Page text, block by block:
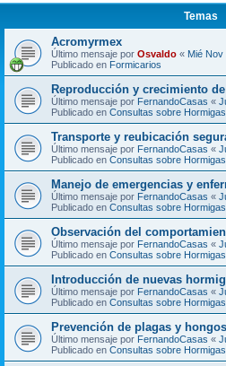
Temas
Acromyrmex
Último mensaje por Osvaldo « Mié Nov
Publicado en Formicarios
Reproducción y crecimiento
Último mensaje por FernandoCasas «
Publicado en Consultas sobre Hormigas
Transporte y reubicación
Último mensaje por FernandoCasas «
Publicado en Consultas sobre Hormigas
Manejo de emergencias y
Último mensaje por FernandoCasas «
Publicado en Consultas sobre Hormigas
Observación del
Último mensaje por FernandoCasas «
Publicado en Consultas sobre Hormigas
Introducción de nuevas
Último mensaje por FernandoCasas «
Publicado en Consultas sobre Hormigas
Prevención de plagas y hongos
Último mensaje por FernandoCasas «
Publicado en Consultas sobre Hormigas